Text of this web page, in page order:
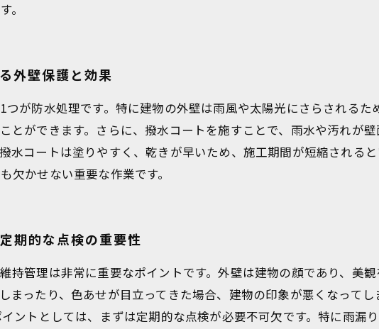
。
外壁保護と効果
が防水処理です。特に建物の外壁は雨風や太陽光にさらされる
とができます。さらに、撥水コートを施すことで、雨水や汚れが
水コートは塗りやすく、乾きが早いため、施工期間が短縮される
欠かせない重要な作業です。
期的な点検の重要性
持管理は非常に重要なポイントです。外壁は建物の顔であり、美
まったり、色あせが目立ってきた場合、建物の印象が悪くなって
ントとしては、まずは定期的な点検が必要不可欠です。特に雨漏